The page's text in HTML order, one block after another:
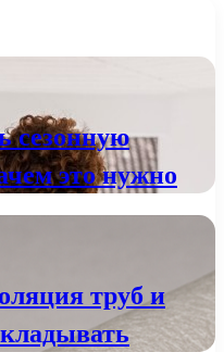
сезонную
это нужно
труб и